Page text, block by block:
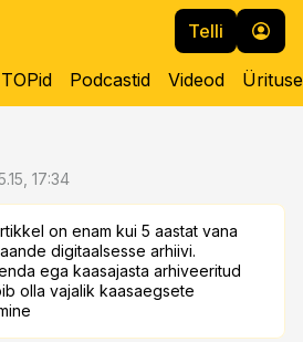
Telli
TOPid Podcastid Videod
17:34
on enam kui 5 aastat vana
digitaalsesse arhiivi.
ega kaasajasta arhiveeritud
olla vajalik kaasaegsete